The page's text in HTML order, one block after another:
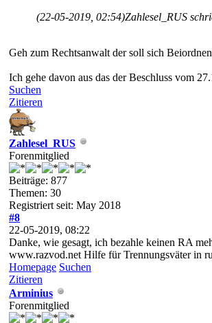
(22-05-2019, 02:54)Zahlesel_RUS
Geh zum Rechtsanwalt der soll sich
Ich gehe davon aus das der Beschluss vom
Suchen
Zitieren
Zahlesel_RUS
Forenmitglied
Beiträge: 877
Themen: 30
Registriert seit: May 2018
#8
22-05-2019, 08:22
Danke, wie gesagt, ich bezahle keinen RA
www.razvod.net Hilfe für Trennungsväter in
Homepage Suchen
Zitieren
Arminius
Forenmitglied